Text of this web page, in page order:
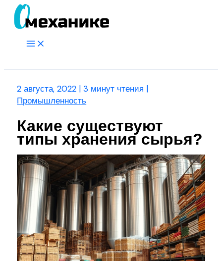
Перейти
Main
2 августа, 2022 |3 минут чтения |
Промышленность
Какие существуют
типы хранения сырья?